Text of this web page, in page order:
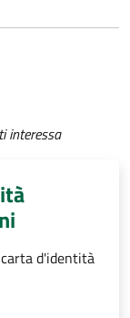
interessa
d'identità